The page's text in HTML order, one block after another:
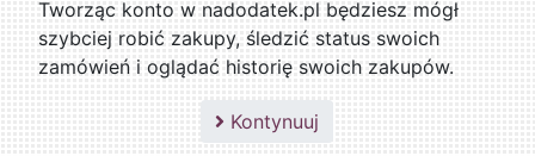
Tworząc konto w nadodatek.pl będziesz mógł
szybciej robić zakupy, śledzić status swoich
zamówień i oglądać historię swoich zakupów.
Kontynuuj